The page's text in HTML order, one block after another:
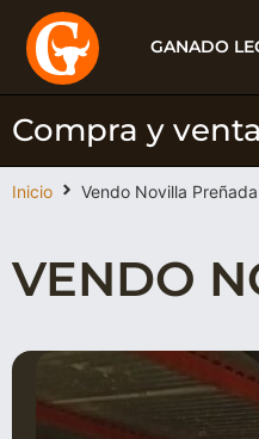
GANADO
Compra y
Inicio Vendo Novilla Preñada
VENDO